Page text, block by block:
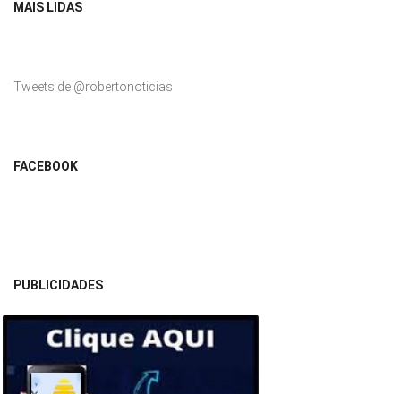
MAIS LIDAS
Tweets de @robertonoticias
FACEBOOK
PUBLICIDADES